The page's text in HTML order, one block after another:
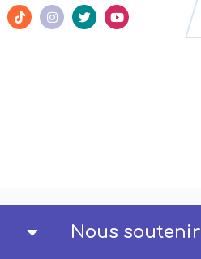
Nous soutenir